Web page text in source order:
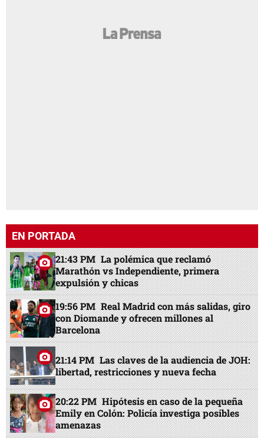
EN PORTADA
21:43 PM La polémica que reclamó
Marathón vs Independiente, primera
expulsión y chicas
19:56 PM Real Madrid con más salidas, giro
con Diomande y ofrecen millones al
Barcelona
21:14 PM Las claves de la audiencia de JOH:
libertad, restricciones y nueva fecha
20:22 PM Hipótesis en caso de la pequeña
Emily en Colón: Policía investiga posibles
amenazas